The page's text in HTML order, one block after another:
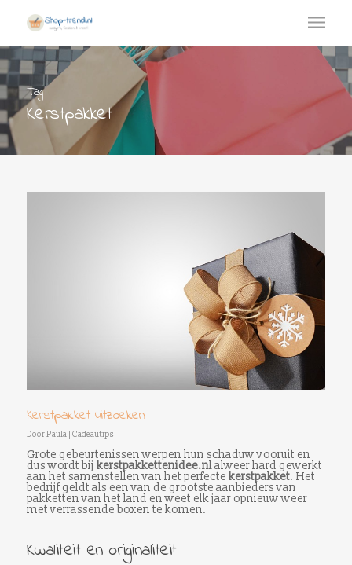
Tag
Kerstpakket
Kerstpakket uitzoeken
Door Paula Cadeautips
Grote gebeurtenissen werpen hun schaduw vooruit en
dus wordt bij kerstpakkettenidee.nlalweer hard gewerkt
aan het samenstellen van het perfecte kerstpakket. Het
bedrijf geldt als een van de grootste aanbieders van
pakketten van het land en weet elk jaar opnieuw weer
met verrassende boxen te komen.
Kwaliteit en originaliteit